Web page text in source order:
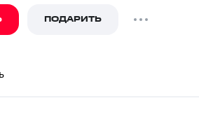
ПОДАРИТЬ